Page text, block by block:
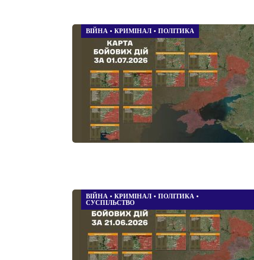
ВІЙНА • КРИМІНАЛ • ПОЛІТИКА
ВІЙНА • КРИМІНАЛ • ПОЛІТИКА •
СУСПІЛЬСТВО